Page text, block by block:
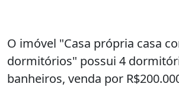
O imóvel "Casa própria casa
dormitórios" possui 4
banheiros, venda por